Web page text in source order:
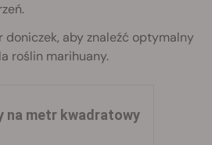
doniczek, aby znaleźć optymalny
roślin marihuany.
na metr kwadratowy